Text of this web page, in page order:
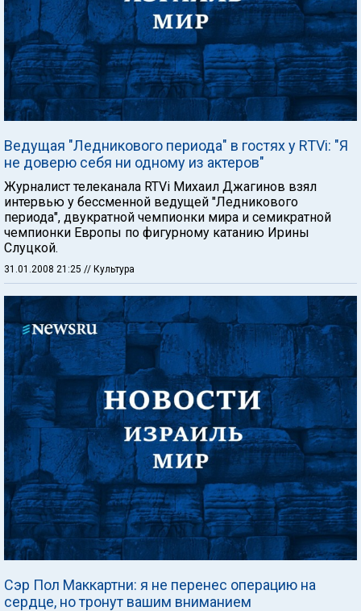
Ведущая "Ледникового периода" в гостях у RTVi: "Я
не доверю себя ни одному из актеров"
Журналист телеканала RTVi Михаил Джагинов взял
интервью у бессменной ведущей "Ледникового
периода", двукратной чемпионки мира и семикратной
чемпионки Европы по фигурному катанию Ирины
Слуцкой.
31.01.2008 21:25 // Культура
Сэр Пол Маккартни: я не перенес операцию на
сердце, но тронут вашим вниманием